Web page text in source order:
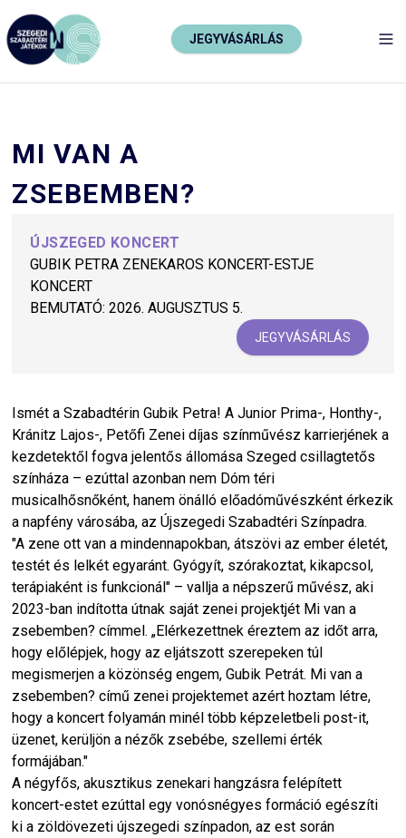
JEGYVÁSÁRLÁS
MI VAN A
ZSEBEMBEN?
ÚJSZEGED KONCERT
GUBIK PETRA ZENEKAROS KONCERT-ESTJE
KONCERT
BEMUTATÓ: 2026. AUGUSZTUS 5.
JEGYVÁSÁRLÁS
Ismét a Szabadtérin Gubik Petra! A Junior Prima-, Honthy-,
Kránitz Lajos-, Petőfi Zenei díjas színművész karrierjének a
kezdetektől fogva jelentős állomása Szeged csillagtetős
színháza – ezúttal azonban nem Dóm téri
musicalhősnőként, hanem önálló előadóművészként érkezik
a napfény városába, az Újszegedi Szabadtéri Színpadra.
"A zene ott van a mindennapokban, átszövi az ember életét,
testét és lelkét egyaránt. Gyógyít, szórakoztat, kikapcsol,
terápiaként is funkcionál" – vallja a népszerű művész, aki
2023-ban indította útnak saját zenei projektjét Mi van a
zsebemben? címmel. „Elérkezettnek éreztem az időt arra,
hogy előlépjek, hogy az eljátszott szerepeken túl
megismerjen a közönség engem, Gubik Petrát. Mi van a
zsebemben? című zenei projektemet azért hoztam létre,
hogy a koncert folyamán minél több képzeletbeli post-it,
üzenet, kerüljön a nézők zsebébe, szellemi érték
formájában."
A négyfős, akusztikus zenekari hangzásra felépített
koncert-estet ezúttal egy vonósnégyes formáció egészíti
ki a zöldövezeti újszegedi színpadon, az est során